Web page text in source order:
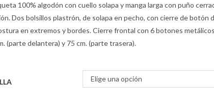
100% algodón con cuello solapa y manga larga con puño
Dos bolsillos plastrón, de solapa en pecho, con cierre de botón
en extremos y bordes. Cierre frontal con 6 botones
(parte delantera) y 75 cm. (parte trasera).
Elige una opción